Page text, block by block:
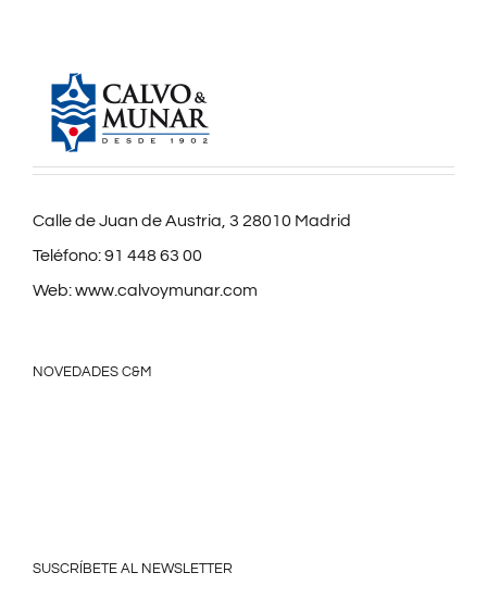
Calle de Juan de Austria, 3 28010 Madrid
Teléfono:91 448 63 00
Web:www.calvoymunar.com
NOVEDADES C&M
SUSCRÍBETE AL NEWSLETTER